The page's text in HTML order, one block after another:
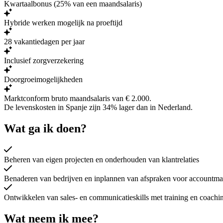
Kwartaalbonus (25% van een maandsalaris)
Hybride werken mogelijk na proeftijd
28 vakantiedagen per jaar
Inclusief zorgverzekering
Doorgroeimogelijkheden
Marktconform bruto maandsalaris van € 2.000.
De levenskosten in Spanje zijn 34% lagerdan in Nederland.
Wat ga ik doen?
Beheren van eigen projecten en onderhouden van klantrelaties
Benaderen van bedrijven en inplannen van afspraken voor
Ontwikkelen van sales- en communicatieskills met training en
Wat neem ik mee?